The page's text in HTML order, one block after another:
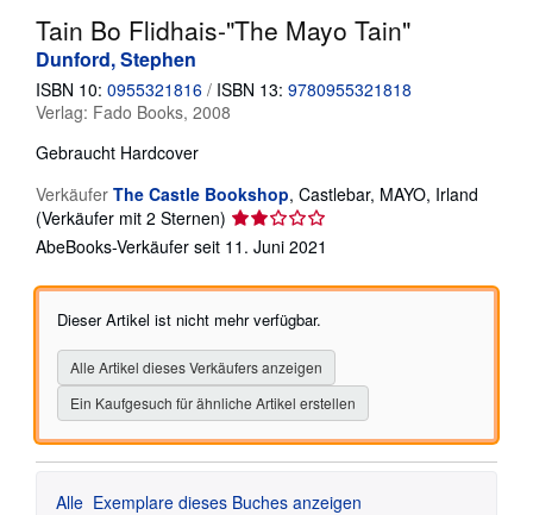
Tain Bo Flidhais-"The Mayo Tain"
Dunford, Stephen
ISBN 10: 0955321816 / ISBN 13: 9780955321818
Verlag: Fado Books, 2008
Gebraucht Hardcover
Verkäufer The Castle Bookshop, Castlebar, MAYO, Irland
(Verkäufer mit 2 Sternen) Verkäuferbewertung
2
5
Sternen
AbeBooks-Verkäufer seit 11. Juni 2021
Dieser Artikel ist nicht mehr verfügbar.
Alle Artikel dieses Verkäufers anzeigen
Ein Kaufgesuch für ähnliche Artikel erstellen
Alle Exemplare dieses Buches anzeigen